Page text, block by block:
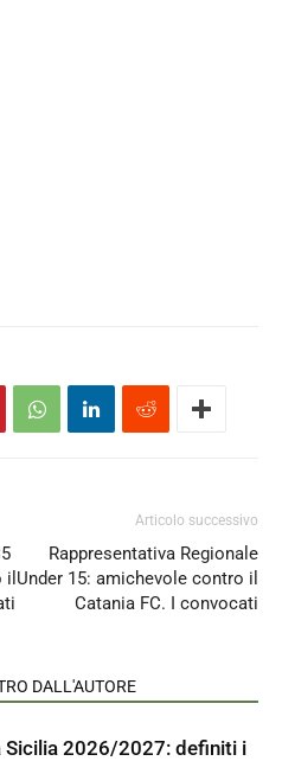
Articolo successivo
Rappresentativa Regionale
Under 15: amichevole contro il
Catania FC. I convocati
DALL'AUTORE
Sicilia 2026/2027: definiti i